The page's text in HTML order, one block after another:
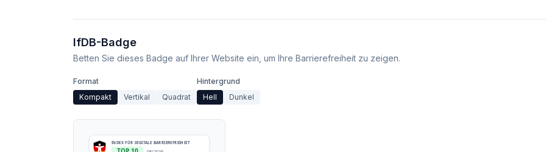
IfDB-Badge
Betten Sie dieses Badge auf Ihrer Website ein, um Ihre Barrierefreiheit zu zeigen.
Format
Kompakt
Vertikal Quadrat
Hintergrund
Hell
Dunkel
INDEX FÜR DIGITALE BARRIEREFREIHEIT